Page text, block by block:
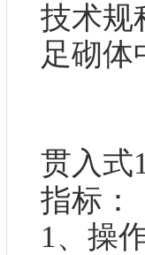
技术规
足砌体
贯入式
指标：
1、操